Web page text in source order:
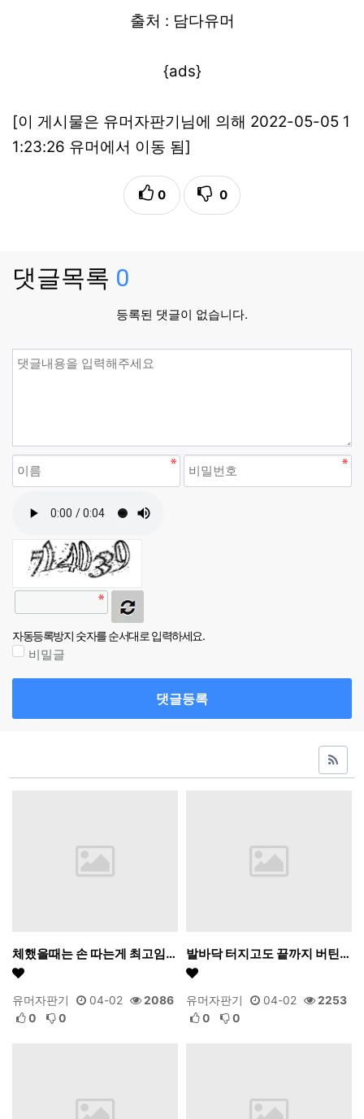
출처 : 담다유머
{ads}
[이 게시물은 유머자판기님에 의해 2022-05-05 1
1:23:26 유머에서 이동 됨]
0 0
댓글목록 0
등록된 댓글이 없습니다.
자동등록방지 숫자를 순서대로 입력하세요.
비밀글
댓글등록
체했을때는 손 따는게 최고임…
유머자판기 04-02
2086
0
0
발바닥 터지고도 끝까지 버틴…
유머자판기 04-02
2253
0
0